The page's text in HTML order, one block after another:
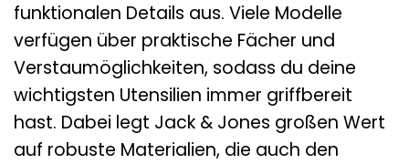
funktionalen Details aus. Viele Modelle
verfügen über praktische Fächer und
Verstaumöglichkeiten, sodass du deine
wichtigsten Utensilien immer griffbereit
hast. Dabei legt Jack & Jones großen Wert
auf robuste Materialien, die auch den